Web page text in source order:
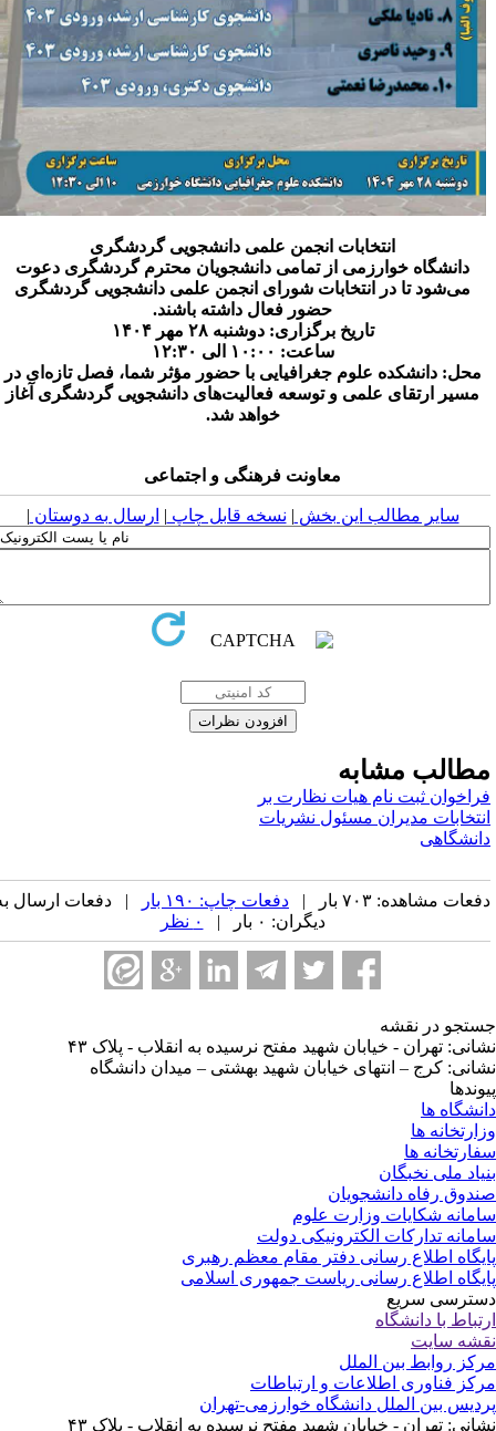
انتخابات انجمن علمی دانشجویی گردشگری
دانشگاه خوارزمی از تمامی دانشجویان محترم گردشگری دعوت
می‌شود تا در انتخابات شورای انجمن علمی دانشجویی گردشگری
حضور فعال داشته باشند.
تاریخ برگزاری: دوشنبه ۲۸ مهر ۱۴۰۴
ساعت: ۱۰:۰۰ الی ۱۲:۳۰
محل: دانشکده علوم جغرافیایی با حضور مؤثر شما، فصل تازه‌ای در
مسیر ارتقای علمی و توسعه فعالیت‌های دانشجویی گردشگری آغاز
خواهد شد.
معاونت فرهنگی و اجتماعی
سایر مطالب این بخش | نسخه قابل چاپ| ارسال به دوستان|
مشابه
ثبت نام هیات نظارت بر
مدیران مسئول نشریات
مشاهده: ۷۰۳ بار | دفعات چاپ: ۱۹۰ بار
| دفعات ارسال به
دیگران: ۰ بار |
در نقشه
تهران - خیابان شهید مفتح نرسیده به انقلاب - پلاک ۴۳
کرج – انتهای خیابان شهید بهشتی – میدان دانشگاه
ها
ها
ها
ملی نخبگان
رفاه دانشجویان
شکایات وزارت علوم
تدارکات الکترونیکی دولت
اطلاع رسانی دفتر مقام معظم رهبری
اطلاع رسانی ریاست جمهوری اسلامی
سریع
با دانشگاه
سایت
روابط بین الملل
فناوری اطلاعات و ارتباطات
بین الملل دانشگاه خوارزمی-تهران
تهران - خیابان شهید مفتح نرسیده به انقلاب - پلاک ۴۳